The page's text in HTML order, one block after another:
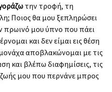
την τροφή, τη
Ποιος θα μου ξεπληρώσει
πρωινό μου ύπνο που πάει
και δεν είμαι εις θέση
αποβλακώνομαι με τις
και βλέπω διαφημίσεις, τις
ζωής μου που περνάνε μπρος